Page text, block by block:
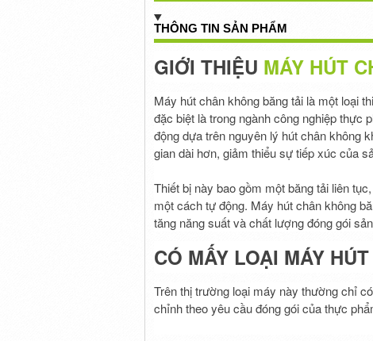
THÔNG TIN SẢN PHẨM
GIỚI THIỆU MÁY HÚT
Máy hút chân không băng tải là một loại
đặc biệt là trong ngành công nghiệp thực
động dựa trên nguyên lý hút chân không
gian dài hơn, giảm thiểu sự tiếp xúc của
Thiết bị này bao gồm một băng tải liên
một cách tự động. Máy hút chân không
tăng năng suất và chất lượng đóng gói
CÓ MẤY LOẠI MÁY
Trên thị trường loại máy này thường chỉ
chỉnh theo yêu cầu đóng gói của thực